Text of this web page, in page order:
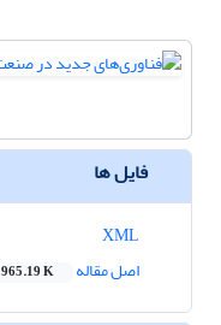
فایل ها
اصل مقاله
965.19 K